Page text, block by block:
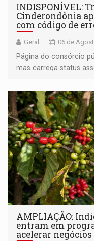
INDISPONÍVEL:
Cinderondônia
com código de
Geral 06 de
Página do consórcio
mas carrega status
AMPLIAÇÃO:
entram em
acelerar negócios